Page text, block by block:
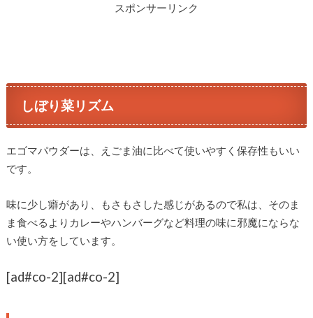
スポンサーリンク
しぼり菜リズム
エゴマパウダーは、えごま油に比べて使いやすく保存性もいい
です。
味に少し癖があり、もさもさした感じがあるので私は、そのま
ま食べるよりカレーやハンバーグなど料理の味に邪魔にならな
い使い方をしています。
[ad#co-2][ad#co-2]